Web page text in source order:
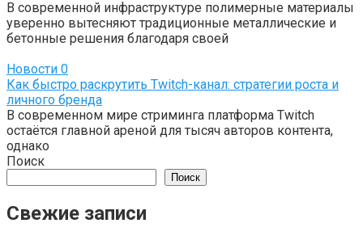
В современной инфраструктуре полимерные материалы
уверенно вытесняют традиционные металлические и
бетонные решения благодаря своей
Новости 0
Как быстро раскрутить Twitch-канал: стратегии роста и
личного бренда
В современном мире стриминга платформа Twitch
остаётся главной ареной для тысяч авторов контента,
однако
Поиск
Поиск
Свежие записи